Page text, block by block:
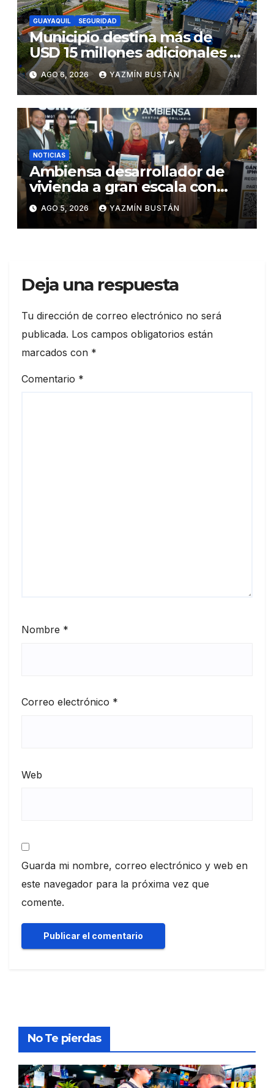
GUAYAQUIL SEGURIDAD
Municipio destina más de
USD 15 millones adicionales a
SEGURA EP para fortalecer la
seguridad ciudadana
AGO 6, 2026 YAZMÍN BUSTÁN
NOTICIAS
Ambiensa desarrollador de
vivienda a gran escala con
estándares internacionales
de sostenibilidad
AGO 5, 2026 YAZMÍN BUSTÁN
Deja una respuesta
Tu dirección de correo electrónico no será
publicada. Los campos obligatorios están
marcados con *
Comentario *
Nombre *
Correo electrónico *
Web
Guarda mi nombre, correo electrónico y web en
este navegador para la próxima vez que
comente.
No Te pierdas